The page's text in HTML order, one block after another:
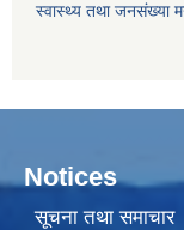
स्वास्थ्य तथा जनसंख्या
Notices
सूचना तथा समाचार